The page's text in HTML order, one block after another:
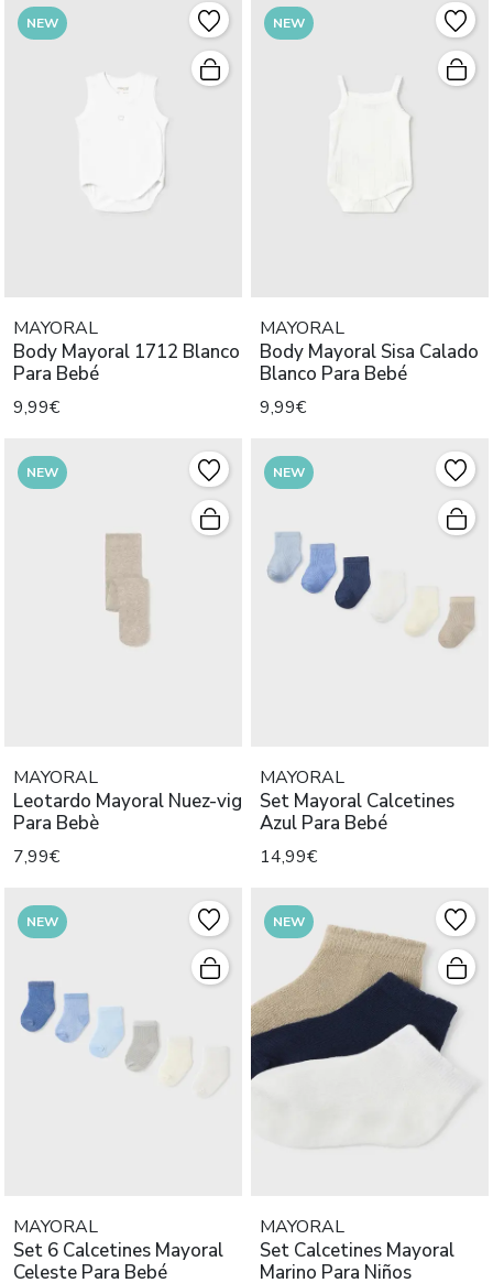
NEW
MAYORAL
Body Mayoral 1712 Blanco
Para Bebé
9,99€
NEW
MAYORAL
Body Mayoral Sisa Calado
Blanco Para Bebé
9,99€
NEW
MAYORAL
Leotardo Mayoral Nuez-vig
Para Bebè
7,99€
NEW
MAYORAL
Set Mayoral Calcetines
Azul Para Bebé
14,99€
NEW
MAYORAL
Set 6 Calcetines Mayoral
Celeste Para Bebé
NEW
MAYORAL
Set Calcetines Mayoral
Marino Para Niños